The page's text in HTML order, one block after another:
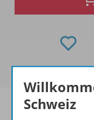
Schweiz